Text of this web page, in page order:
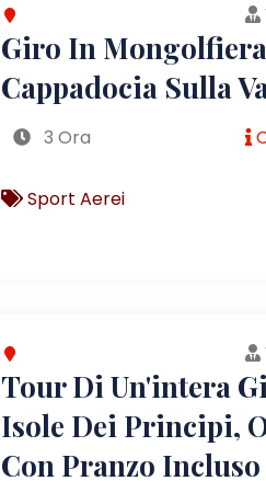
Giro In
Cappadocia Sulla
3 Ora
Sport Aerei
Tour Di Un'intera
Isole Dei Principi,
Con Pranzo Incluso